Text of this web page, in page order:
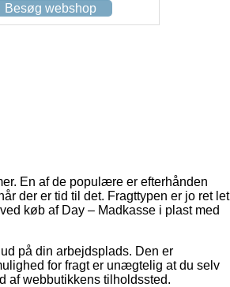
Besøg webshop
En af de populære er efterhånden
der er tid til det. Fragttypen er jo ret let
køb af Day – Madkasse i plast med
på din arbejdsplads. Den er
for fragt er unægtelig at du selv
af webbutikkens tilholdssted.